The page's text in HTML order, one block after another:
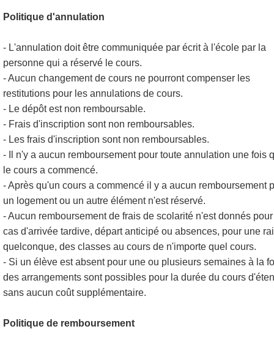
Politique d'annulation
- L'annulation doit être communiquée par écrit à l'école par la
personne qui a réservé le cours.
- Aucun changement de cours ne pourront compenser les
restitutions pour les annulations de cours.
- Le dépôt est non remboursable.
- Frais d'inscription sont non remboursables.
- Les frais d'inscription sont non remboursables.
- Il n'y a aucun remboursement pour toute annulation une fois
le cours a commencé.
- Après qu'un cours a commencé il y a aucun remboursement
un logement ou un autre élément n'est réservé.
- Aucun remboursement de frais de scolarité n'est donnés
cas d'arrivée tardive, départ anticipé ou absences, pour une
quelconque, des classes au cours de n'importe quel cours.
- Si un élève est absent pour une ou plusieurs semaines à la
des arrangements sont possibles pour la durée du cours
sans aucun coût supplémentaire.
Politique de remboursement